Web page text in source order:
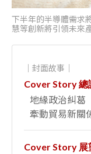
下半年的半導體需求
慧等創新將引領未來
｜封面故事｜
Cover Story 總
地緣政治糾葛
牽動貿易新關
Cover Story 展